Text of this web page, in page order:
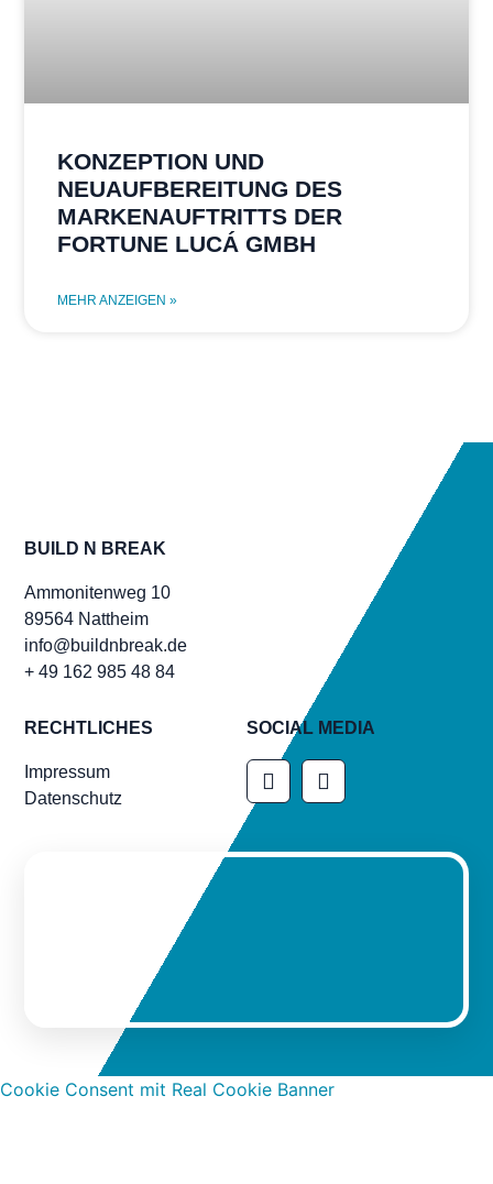
KONZEPTION UND
NEUAUFBEREITUNG DES
MARKENAUFTRITTS DER
FORTUNE LUCÁ GMBH
MEHR ANZEIGEN »
BUILD N BREAK
Ammonitenweg 10
89564 Nattheim
info@buildnbreak.de
+ 49 162 985 48 84
RECHTLICHES
Impressum
Datenschutz
SOCIAL MEDIA
Cookie Consent mit Real Cookie Banner